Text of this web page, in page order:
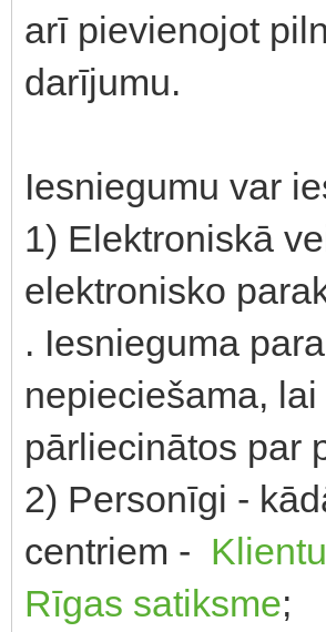
arī pievienojot
darījumu.
Iesniegumu var
1) Elektroniskā
elektronisko
. Iesnieguma
nepieciešama,
pārliecinātos par
2) Personīgi -
centriem -
Rīgas satiksme;